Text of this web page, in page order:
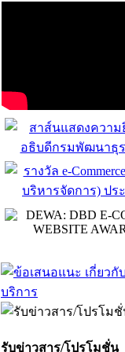
รับข่าวสาร/โปรโมชั่น